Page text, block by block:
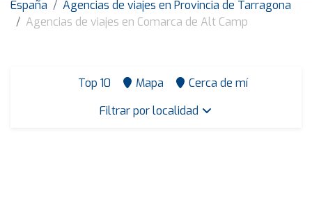
España
Agencias de viajes en Provincia de Tarragona
Agencias de viajes en Comarca de Alt Camp
Top 10 Mapa
Cerca de mí
Filtrar por localidad